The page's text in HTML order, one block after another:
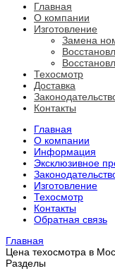
Главная
О компании
Изготовление
Замена
Техосмотр
Доставка
Контакты
Главная
О компании
Информация
Эксклюзивное
Изготовление
Техосмотр
Контакты
Обратная связь
Главная
Цена техосмотра в
Разделы